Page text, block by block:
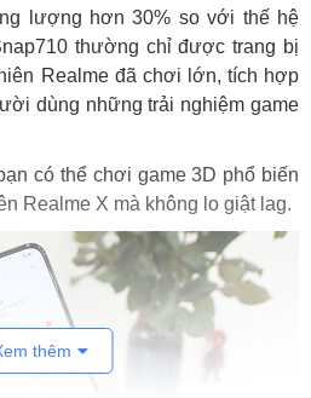
lượng hơn 30% so với thế hệ
thường chỉ được trang bị
Realme đã chơi lớn, tích hợp
dùng những trải nghiệm game
có thể chơi game 3D phổ biến
Realme X mà không lo giật lag.
thêm